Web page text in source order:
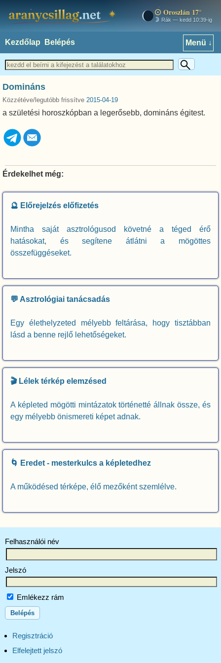
aranycsillag.net Oroszlán 17°
Rák — kedd 10:39-ig
Kezdőlap Belépés Menü ↓
Domináns
Közzétéve/legutóbb frissítve 2015-04-19
a születési horoszkópban a legerősebb, domináns égitest.
Érdekelhet még:
🔮 Előrejelzés előfizetés
Mintha saját asztrológusod követné a téged érő
hatásokat, és segítene átlátni a mögöttes
összefüggéseket.
💬 Asztrológiai tanácsadás
Egy élethelyzeted mélyebb feltárása, hogy tisztábban
lásd a benne rejlő lehetőségeket.
🎬 Lélek térkép elemzésed
A képleted mögötti mintázatok történetté állnak össze, és
egy mélyebb önismereti képet adnak.
🌀 Eredet - mesterkulcs a képletedhez
A működésed térképe, élő mezőként szemlélve.
Felhasználói név
Jelszó
Emlékezz rám
Regisztráció
Elfelejtett jelszó